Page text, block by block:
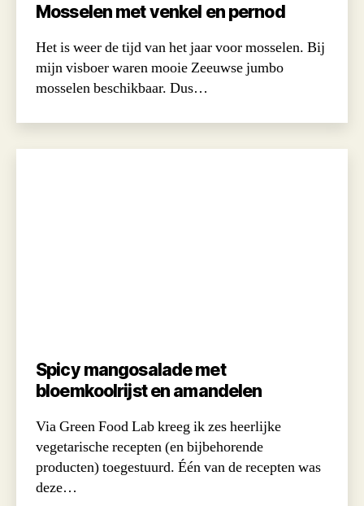
Mosselen met venkel en pernod
Het is weer de tijd van het jaar voor mosselen. Bij
mijn visboer waren mooie Zeeuwse jumbo
mosselen beschikbaar. Dus…
Spicy mangosalade met
bloemkoolrijst en amandelen
Via Green Food Lab kreeg ik zes heerlijke
vegetarische recepten (en bijbehorende
producten) toegestuurd. Één van de recepten was
deze…